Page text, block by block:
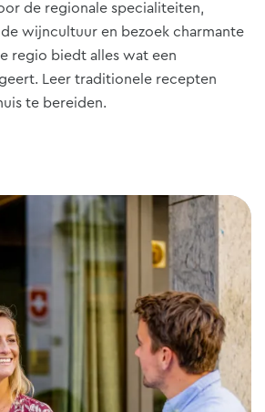
de regionale specialiteiten,
wijncultuur en bezoek charmante
regio biedt alles wat een
Leer traditionele recepten
te bereiden.